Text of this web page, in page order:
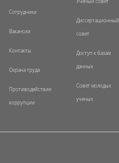
Сотрудники
Вакансии
Контакты
Охрана труда
Противодействие
коррупции
Ученый совет
Диссертационный
совет
Доступ к базам
данных
Совет молодых
ученых